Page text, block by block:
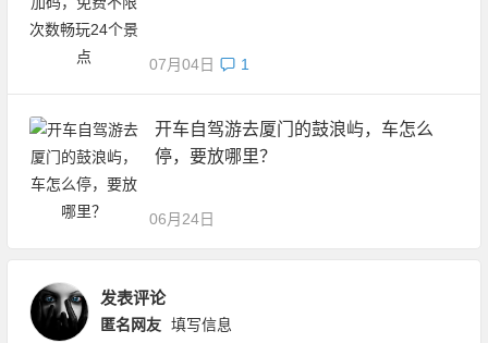
07月04日 1
开车自驾游去厦门的鼓浪屿，车怎么
停，要放哪里？
06月24日
发表评论
匿名网友 填写信息